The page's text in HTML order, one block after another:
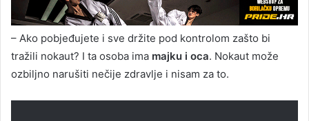
– Ako pobjeđujete i sve držite pod kontrolom zašto bi
tražili nokaut? I ta osoba ima majku i oca. Nokaut može
ozbiljno narušiti nečije zdravlje i nisam za to.